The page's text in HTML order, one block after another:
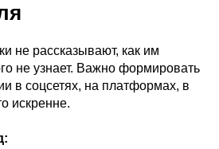
не рассказывают, как им
не узнает. Важно формировать
в соцсетях, на платформах, в
искренне.